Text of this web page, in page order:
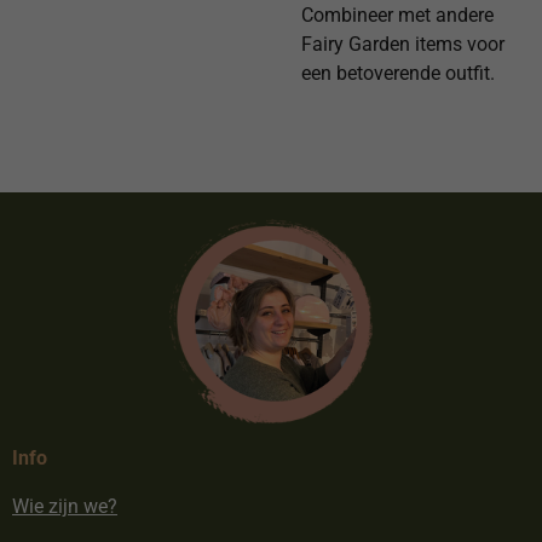
Combineer met andere
Fairy Garden items voor
een betoverende outfit.
Info
Wie zijn we?